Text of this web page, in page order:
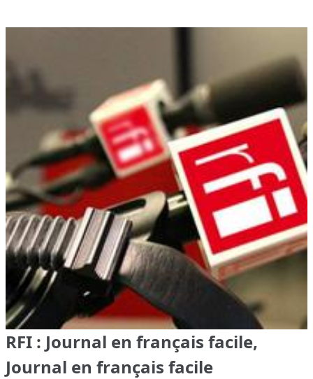
RFI : Journal en français facile,
Journal en français facile